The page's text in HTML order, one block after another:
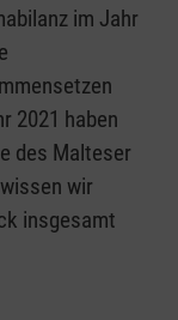
im Jahr
2021 haben
des Malteser
wir
insgesamt